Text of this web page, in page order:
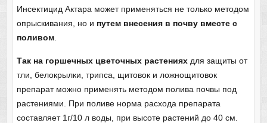
Инсектицид Актара может применяться не только методом
опрыскивания, но и путем внесения в почву вместе с
поливом.
Так на горшечных цветочных растенияхдля защиты от
тли, белокрылки, трипса, щитовок и ложнощитовок
препарат можно применять методом полива почвы под
растениями. При поливе норма расхода препарата
составляет 1г/10 л воды, при высоте растений до 40 см.